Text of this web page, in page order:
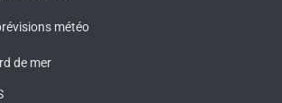
météo
de mer